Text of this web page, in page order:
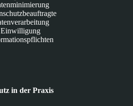
Einwilligung
in der Praxis